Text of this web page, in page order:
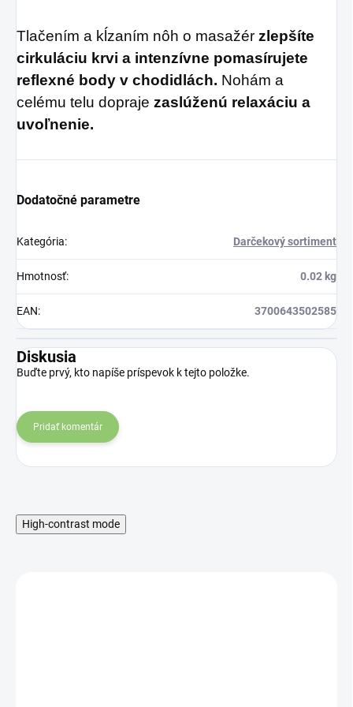
Tlačením a kĺzaním nôh o masažér zlepšíte
cirkuláciu krvi a intenzívne pomasírujete
reflexné body v chodidlách. Nohám a
celému telu dopraje zaslúženú relaxáciu a
uvoľnenie.
Dodatočné parametre
Kategória: Darčekový sortiment
Hmotnosť: 0.02 kg
EAN: 3700643502585
Diskusia
Buďte prvý, kto napíše príspevok k tejto položke.
Pridať komentár
High-contrast mode